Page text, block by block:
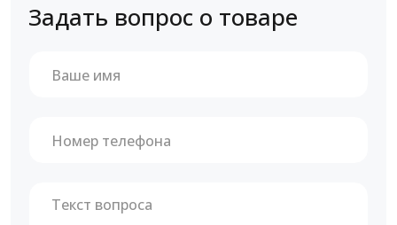
Задать вопрос о товаре